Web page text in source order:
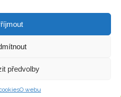
předvolby
O webu
můžete zasílat na
© 2026 |
u kufik.org